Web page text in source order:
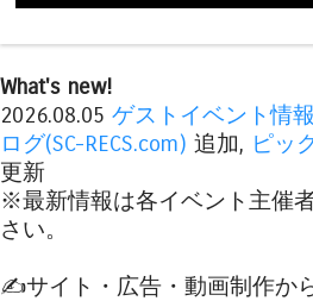
What's new!
2026.08.05 ゲストイベント情報
ログ(SC-RECS.com) 追加, ピッ
更新
※最新情報は各イベント主催
さい。
✍️サイト・広告・動画制作か